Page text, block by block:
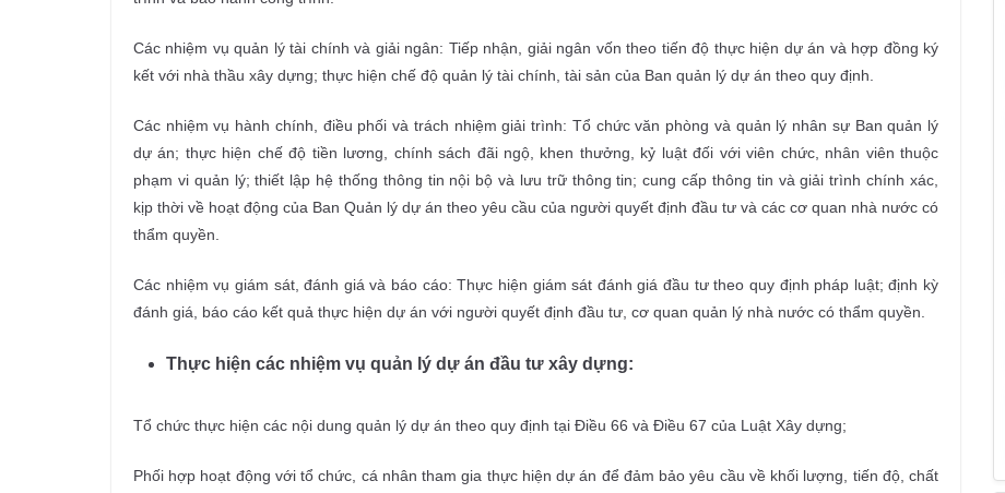
Các nhiệm vụ quản lý tài chính và giải ngân: Tiếp nhận, giải ngân vốn theo tiến độ thực hiện dự án và hợp đồng ký
kết với nhà thầu xây dựng; thực hiện chế độ quản lý tài chính, tài sản của Ban quản lý dự án theo quy định.
Các nhiệm vụ hành chính, điều phối và trách nhiệm giải trình: Tổ chức văn phòng và quản lý nhân sự Ban quản lý
dự án; thực hiện chế độ tiền lương, chính sách đãi ngộ, khen thưởng, kỷ luật đối với viên chức, nhân viên thuộc
phạm vi quản lý; thiết lập hệ thống thông tin nội bộ và lưu trữ thông tin; cung cấp thông tin và giải trình chính xác,
kịp thời về hoạt động của Ban Quản lý dự án theo yêu cầu của người quyết định đầu tư và các cơ quan nhà nước có
thẩm quyền.
Các nhiệm vụ giám sát, đánh giá và báo cáo: Thực hiện giám sát đánh giá đầu tư theo quy định pháp luật; định kỳ
đánh giá, báo cáo kết quả thực hiện dự án với người quyết định đầu tư, cơ quan quản lý nhà nước có thẩm quyền.
Thực hiện các nhiệm vụ quản lý dự án đầu tư xây dựng:
Tổ chức thực hiện các nội dung quản lý dự án theo quy định tại Điều 66 và Điều 67 của Luật Xây dựng;
Phối hợp hoạt động với tổ chức, cá nhân tham gia thực hiện dự án để đảm bảo yêu cầu về khối lượng, tiến độ, chất